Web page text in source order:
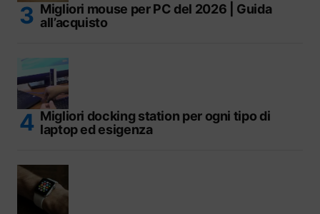
Migliori mouse per PC del 2026 | Guida
all’acquisto
Migliori docking station per ogni tipo di
laptop ed esigenza